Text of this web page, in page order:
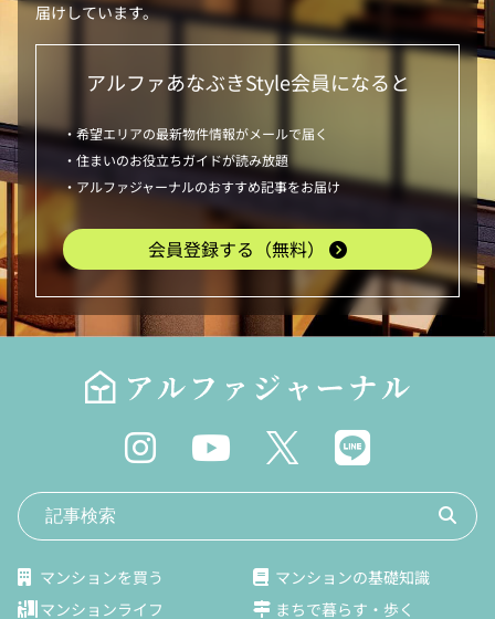
届けしています。
アルファあなぶきStyle会員になると
・希望エリアの最新物件情報がメールで届く
・住まいのお役立ちガイドが読み放題
・アルファジャーナルのおすすめ記事をお届け
会員登録する（無料）
マンションを買う
マンションの基礎知識
マンションライフ
まちで暮らす・歩く